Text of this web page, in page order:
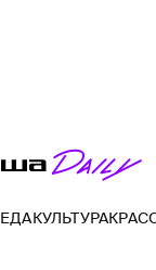
ЕДАКУЛЬТУРА